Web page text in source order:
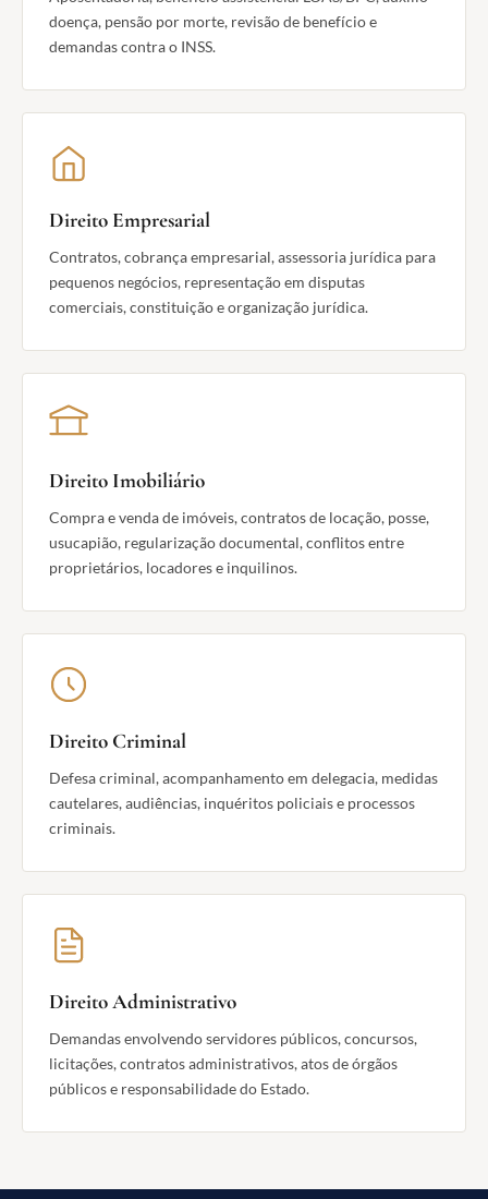
doença, pensão por morte, revisão de benefício e
demandas contra o INSS.
Direito Empresarial
Contratos, cobrança empresarial, assessoria jurídica para
pequenos negócios, representação em disputas
comerciais, constituição e organização jurídica.
Direito Imobiliário
Compra e venda de imóveis, contratos de locação, posse,
usucapião, regularização documental, conflitos entre
proprietários, locadores e inquilinos.
Direito Criminal
Defesa criminal, acompanhamento em delegacia, medidas
cautelares, audiências, inquéritos policiais e processos
criminais.
Direito Administrativo
Demandas envolvendo servidores públicos, concursos,
licitações, contratos administrativos, atos de órgãos
públicos e responsabilidade do Estado.